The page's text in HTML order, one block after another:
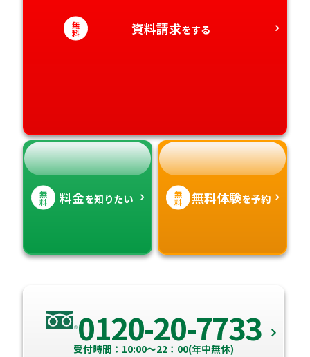
無
料 資料請求をする
無
料 料金を知りたい 無
料 無料体験を予約
0120-20-7733
受付時間：10:00～22：00(年中無休)